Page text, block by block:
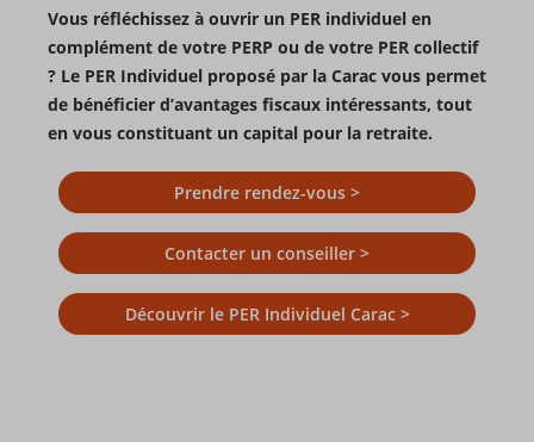
Vous réfléchissez à ouvrir un PER individuel en
complément de votre PERP ou de votre PER collectif
? Le PER Individuel proposé par la Carac vous permet
de bénéficier d’avantages fiscaux intéressants, tout
en vous constituant un capital pour la retraite.
Prendre rendez-vous >
Contacter un conseiller >
Découvrir le PER Individuel Carac >